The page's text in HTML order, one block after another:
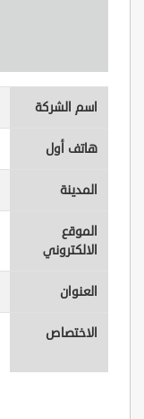
اسم الشركة
هاتف أول
المدينة
الموقع
الالكتروني
العنوان
الاختصاص